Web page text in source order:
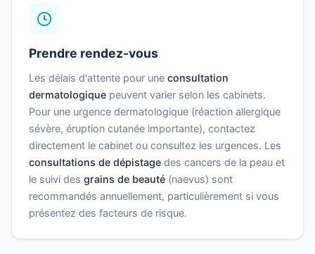
Prendre rendez-vous
Les délais d'attente pour une consultation
dermatologique peuvent varier selon les cabinets.
Pour une urgence dermatologique (réaction allergique
sévère, éruption cutanée importante), contactez
directement le cabinet ou consultez les urgences. Les
consultations de dépistage des cancers de la peau et
le suivi des grains de beauté (naevus) sont
recommandés annuellement, particulièrement si vous
présentez des facteurs de risque.